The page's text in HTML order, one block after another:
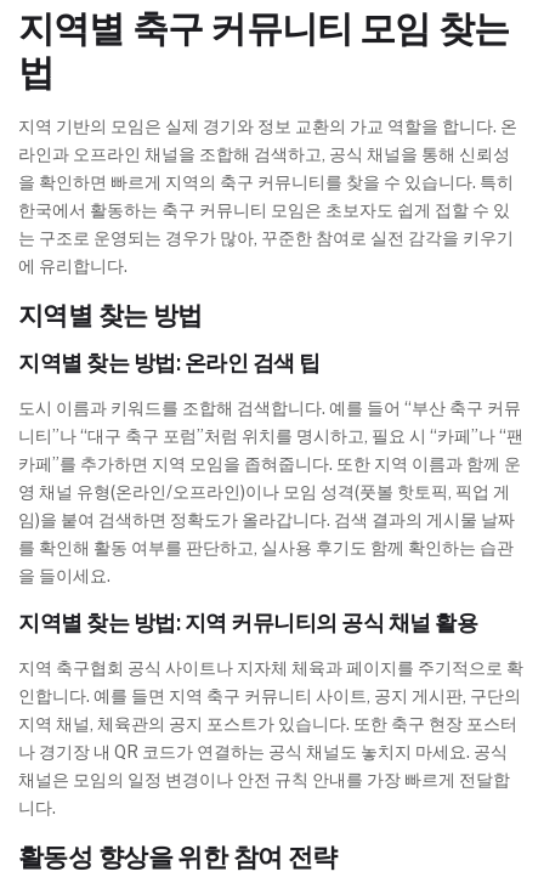
지역별 축구 커뮤니티 모임 찾는
법
지역 기반의 모임은 실제 경기와 정보 교환의 가교 역할을 합니다. 온
라인과 오프라인 채널을 조합해 검색하고, 공식 채널을 통해 신뢰성
을 확인하면 빠르게 지역의 축구 커뮤니티를 찾을 수 있습니다. 특히
한국에서 활동하는 축구 커뮤니티 모임은 초보자도 쉽게 접할 수 있
는 구조로 운영되는 경우가 많아, 꾸준한 참여로 실전 감각을 키우기
에 유리합니다.
지역별 찾는 방법
지역별 찾는 방법: 온라인 검색 팁
도시 이름과 키워드를 조합해 검색합니다. 예를 들어 “부산 축구 커뮤
니티”나 “대구 축구 포럼”처럼 위치를 명시하고, 필요 시 “카페”나 “팬
카페”를 추가하면 지역 모임을 좁혀줍니다. 또한 지역 이름과 함께 운
영 채널 유형(온라인/오프라인)이나 모임 성격(풋볼 핫토픽, 픽업 게
임)을 붙여 검색하면 정확도가 올라갑니다. 검색 결과의 게시물 날짜
를 확인해 활동 여부를 판단하고, 실사용 후기도 함께 확인하는 습관
을 들이세요.
지역별 찾는 방법: 지역 커뮤니티의 공식 채널 활용
지역 축구협회 공식 사이트나 지자체 체육과 페이지를 주기적으로 확
인합니다. 예를 들면 지역 축구 커뮤니티 사이트, 공지 게시판, 구단의
지역 채널, 체육관의 공지 포스트가 있습니다. 또한 축구 현장 포스터
나 경기장 내 QR 코드가 연결하는 공식 채널도 놓치지 마세요. 공식
채널은 모임의 일정 변경이나 안전 규칙 안내를 가장 빠르게 전달합
니다.
활동성 향상을 위한 참여 전략